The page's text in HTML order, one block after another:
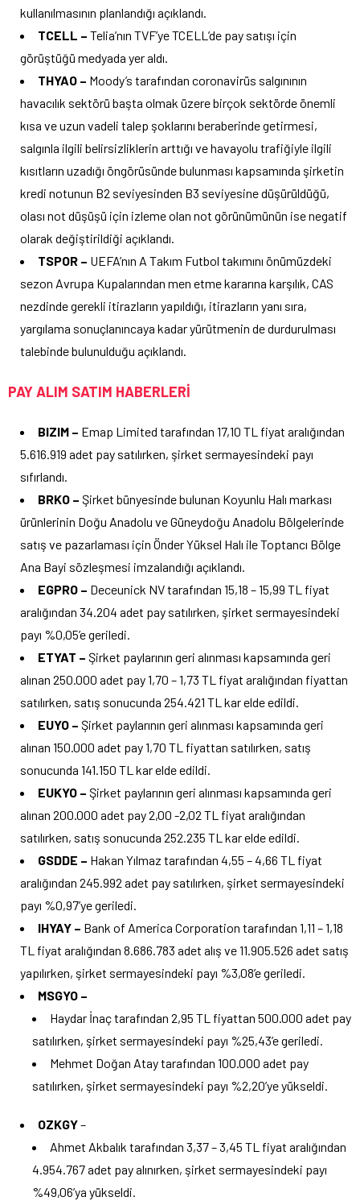
kullanılmasının planlandığı açıklandı.
TCELL – Telia’nın TVF’ye TCELL’de pay satışı için
görüştüğü medyada yer aldı.
THYAO – Moody’s tarafından coronavirüs salgınının
havacılık sektörü başta olmak üzere birçok sektörde önemli
kısa ve uzun vadeli talep şoklarını beraberinde getirmesi,
salgınla ilgili belirsizliklerin arttığı ve havayolu trafiğiyle ilgili
kısıtların uzadığı öngörüsünde bulunması kapsamında şirketin
kredi notunun B2 seviyesinden B3 seviyesine düşürüldüğü,
olası not düşüşü için izleme olan not görünümünün ise negatif
olarak değiştirildiği açıklandı.
TSPOR – UEFA’nın A Takım Futbol takımını önümüzdeki
sezon Avrupa Kupalarından men etme kararına karşılık, CAS
nezdinde gerekli itirazların yapıldığı, itirazların yanı sıra,
yargılama sonuçlanıncaya kadar yürütmenin de durdurulması
talebinde bulunulduğu açıklandı.
PAY ALIM SATIM HABERLERİ
BIZIM – Emap Limited tarafından 17,10 TL fiyat aralığından
5.616.919 adet pay satılırken, şirket sermayesindeki payı
sıfırlandı.
BRKO – Şirket bünyesinde bulunan Koyunlu Halı markası
ürünlerinin Doğu Anadolu ve Güneydoğu Anadolu Bölgelerinde
satış ve pazarlaması için Önder Yüksel Halı ile Toptancı Bölge
Ana Bayi sözleşmesi imzalandığı açıklandı.
EGPRO – Deceunick NV tarafından 15,18 – 15,99 TL fiyat
aralığından 34.204 adet pay satılırken, şirket sermayesindeki
payı %0,05’e geriledi.
ETYAT – Şirket paylarının geri alınması kapsamında geri
alınan 250.000 adet pay 1,70 – 1,73 TL fiyat aralığından fiyattan
satılırken, satış sonucunda 254.421 TL kar elde edildi.
EUYO – Şirket paylarının geri alınması kapsamında geri
alınan 150.000 adet pay 1,70 TL fiyattan satılırken, satış
sonucunda 141.150 TL kar elde edildi.
EUKYO – Şirket paylarının geri alınması kapsamında geri
alınan 200.000 adet pay 2,00 -2,02 TL fiyat aralığından
satılırken, satış sonucunda 252.235 TL kar elde edildi.
GSDDE – Hakan Yılmaz tarafından 4,55 – 4,66 TL fiyat
aralığından 245.992 adet pay satılırken, şirket sermayesindeki
payı %0,97’ye geriledi.
IHYAY – Bank of America Corporation tarafından 1,11 – 1,18
TL fiyat aralığından 8.686.783 adet alış ve 11.905.526 adet satış
yapılırken, şirket sermayesindeki payı %3,08’e geriledi.
MSGYO –
Haydar İnaç tarafından 2,95 TL fiyattan 500.000 adet pay
satılırken, şirket sermayesindeki payı %25,43’e geriledi.
Mehmet Doğan Atay tarafından 100.000 adet pay
satılırken, şirket sermayesindeki payı %2,20’ye yükseldi.
OZKGY–
Ahmet Akbalık tarafından 3,37 – 3,45 TL fiyat aralığından
4.954.767 adet pay alınırken, şirket sermayesindeki payı
%49,06’ya yükseldi.